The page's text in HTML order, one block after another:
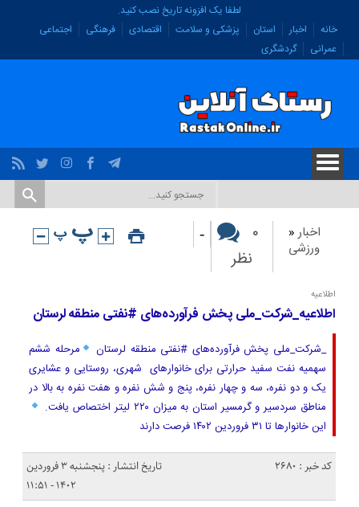
لطفا یک افزونه تاریخ نصب کنید.
خانه
اخبار استان پزشکی و سلامت اقتصادی فرهنگی
اجتماعی
عمرانی
گردشگری
اخبار«
ورزشی
۰
نظر
-
اطلاعیه
اطلاعیه_شرکت_ملی پخش فرآورده‌های #نفتی منطقه لرستان
_شرکت_ملی پخش فرآورده‌های #نفتی منطقه لرستان
مرحله ششم
سهمیه نفت سفید حرارتی برای خانوارهای شهری، روستایی و عشایری
یک و دو نفره، سه و چهار نفره، پنج و شش نفره و هفت نفره به بالا در
مناطق سردسیر و گرمسیر استان به میزان ۲۲۰ لیتر اختصاص یافت.
این خانوارها تا ۳۱ فروردین ۱۴۰۲ فرصت دارند
کد خبر : 2680
تاریخ انتشار : پنجشنبه ۳ فروردین
۱۴۰۲ - ۱۱:۵۱